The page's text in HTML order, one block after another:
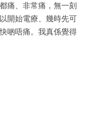
痛、非常痛，無一刻
開始電療、幾時先可
啲唔痛。我真係覺得